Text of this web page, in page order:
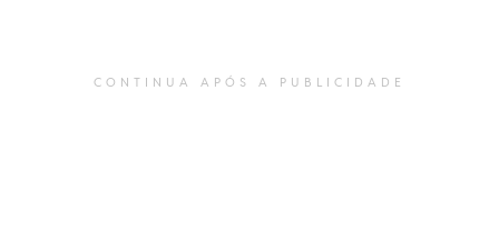
CONTINUA APÓS A PUBLICIDADE